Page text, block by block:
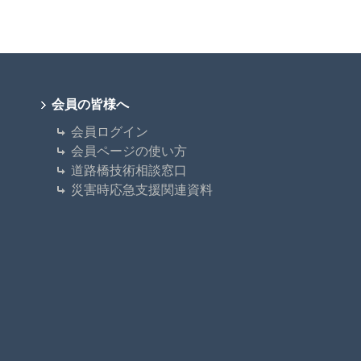
会員の皆様へ
会員ログイン
会員ページの使い方
道路橋技術相談窓口
災害時応急支援関連資料